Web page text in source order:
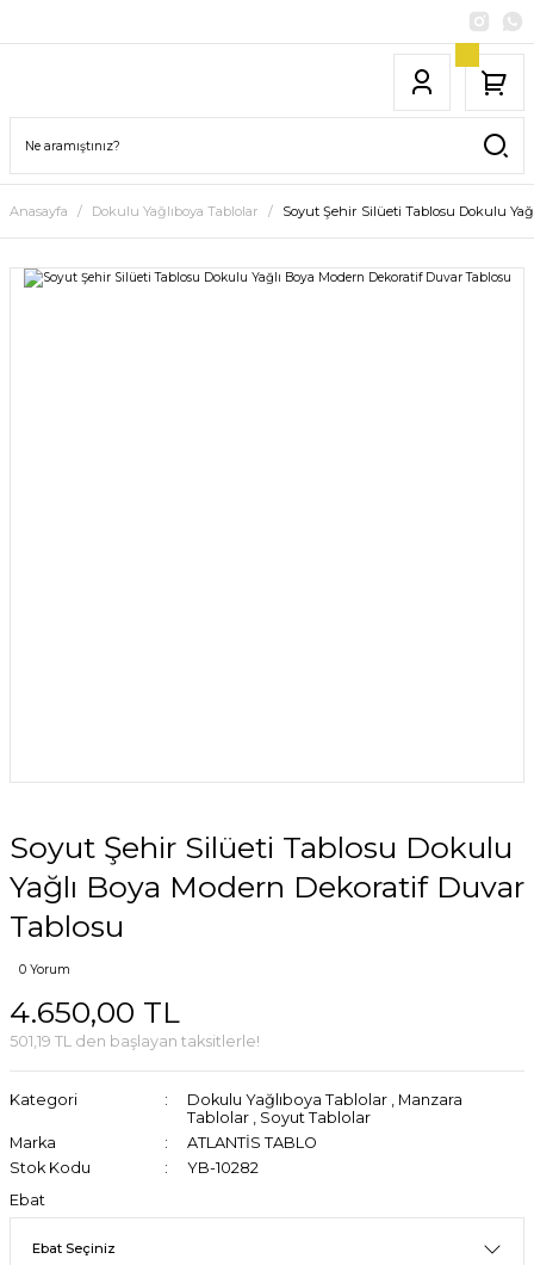
Anasayfa Dokulu Yağlıboya Tablolar Soyut Şehir Silüeti Tablosu Dokulu
Soyut Şehir Silüeti Tablosu Dokulu
Yağlı Boya Modern Dekoratif Duvar
Tablosu
0 Yorum
4.650,00 TL
501,19 TL den başlayan taksitlerle!
Kategori Dokulu Yağlıboya Tablolar , Manzara
Tablolar , Soyut Tablolar
Marka
ATLANTİS TABLO
Stok Kodu
YB-10282
Ebat